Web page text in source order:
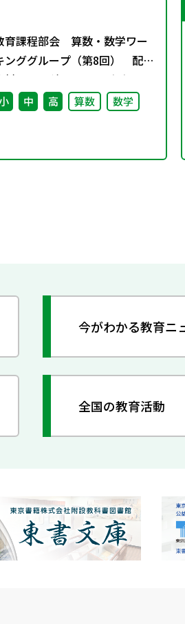
育課程部会 算数・数学ワー
ンググループ（第8回） 配付
料 ※理科ワーキンググルー
（第7回）と合同開催
中 高 算数 数学
今がわかる教育ニ
全国の教育活動